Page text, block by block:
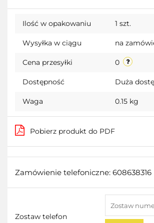
Ilość w opakowaniu 1 szt.
Wysyłka w ciągu na
Cena przesyłki 0
Dostępność Duża
Waga 0.15 kg
Pobierz produkt do PDF
Zamówienie telefoniczne: 608638316
Zostaw telefon